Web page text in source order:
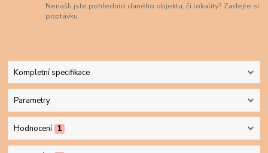
Nenašli jste pohlednici daného objektu, či lokality? Zadejte si
poptávku.
Kompletní specifikace
Parametry
Hodnocení 1